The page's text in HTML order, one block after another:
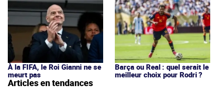
À la FIFA, le Roi Gianni ne se
meurt pas
Barça ou Real : quel serait le
meilleur choix pour Rodri ?
Articles en tendances